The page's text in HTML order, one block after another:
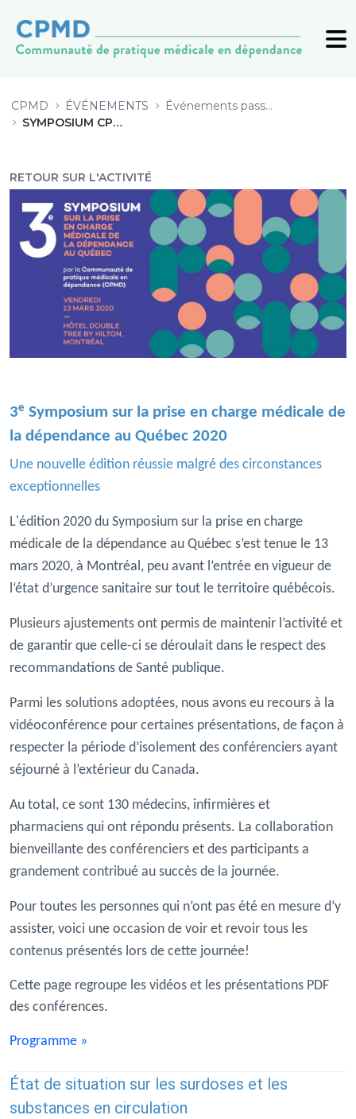
CPMD ÉVÉNEMENTS
Événements passés (archive)
SYMPOSIUM CPMD 2020
RETOUR SUR L'ACTIVITÉ
3e Symposium sur la prise en charge médicale de
la dépendance au Québec 2020
Une nouvelle édition réussie malgré des circonstances
exceptionnelles
L'édition 2020 du Symposium sur la prise en charge
médicale de la dépendance au Québec s’est tenue le 13
mars 2020, à Montréal, peu avant l’entrée en vigueur de
l‘état d’urgence sanitaire sur tout le territoire québécois.
Plusieurs ajustements ont permis de maintenir l’activité et
de garantir que celle-ci se déroulait dans le respect des
recommandations de Santé publique.
Parmi les solutions adoptées, nous avons eu recours à la
vidéoconférence pour certaines présentations, de façon à
respecter la période d’isolement des conférenciers ayant
séjourné à l’extérieur du Canada.
Au total, ce sont 130 médecins, infirmières et
pharmaciens qui ont répondu présents. La collaboration
bienveillante des conférenciers et des participants a
grandement contribué au succès de la journée.
Pour toutes les personnes qui n’ont pas été en mesure d’y
assister, voici une occasion de voir et revoir tous les
contenus présentés lors de cette journée!
Cette page regroupe les vidéos et les présentations PDF
des conférences.
Programme »
État de situation sur les surdoses et les
substances en circulation